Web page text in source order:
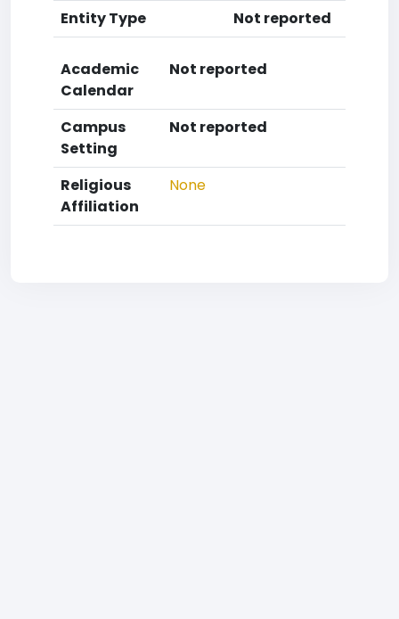
Entity Type
Not reported
Academic
Calendar
Not reported
Campus
Setting
Not reported
Religious
Affiliation
None